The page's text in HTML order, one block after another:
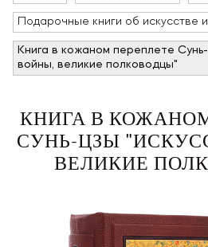
Подарочные книги об искусстве и
Книга в кожаном переплете
войны, великие полководцы"
КНИГА В
СУНЬ-ЦЗЫ
ВЕЛИКИЕ